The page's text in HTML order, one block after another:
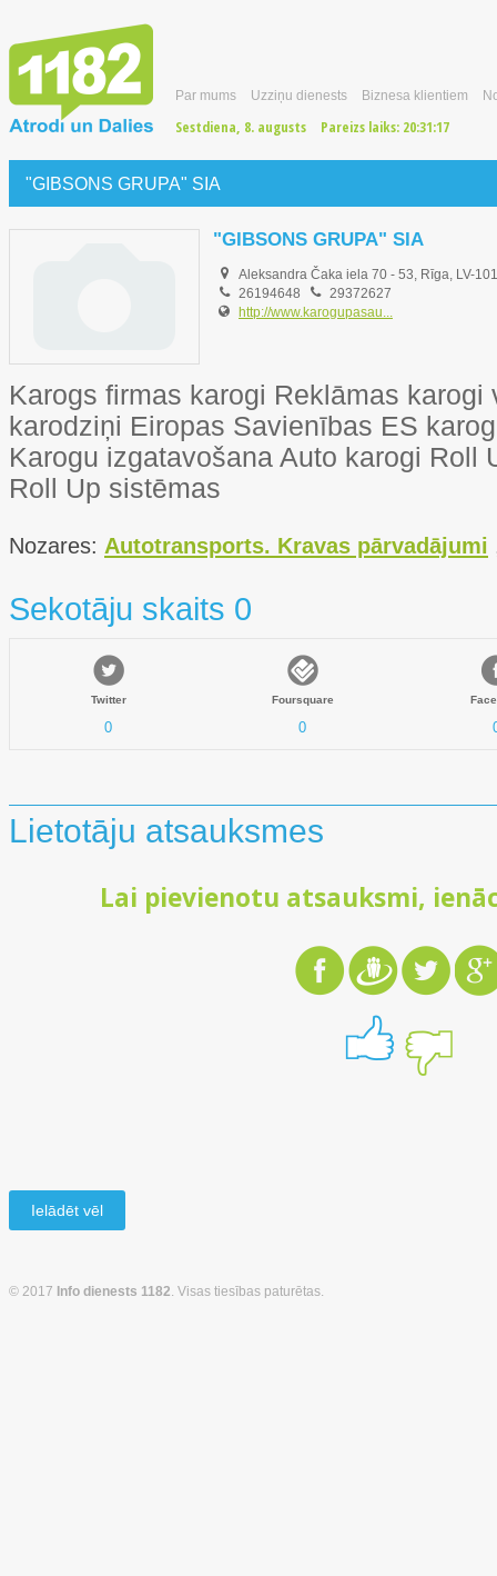
Par mums Uzziņu dienests Biznesa klientiem
Sestdiena, 8. augusts Pareizs laiks: 20:31:18
"GIBSONS GRUPA" SIA
"GIBSONS GRUPA" SIA
Aleksandra Čaka iela 70 - 53, Rīga, LV-
26194648
29372627
http://www.karogupasau...
Karogs firmas karogi Reklāmas
karodziņi Eiropas Savienības ES
Karogu izgatavošana Auto karogi Roll
Roll Up sistēmas
Nozares: Autotransports. Kravas pārvadājumi
Sekotāju skaits 0
Twitter
0
Foursquare
0
Lietotāju atsauksmes
Lai pievienotu atsauksmi,
Ielādēt vēl
© 2017 Info dienests 1182. Visas tiesības paturētas.